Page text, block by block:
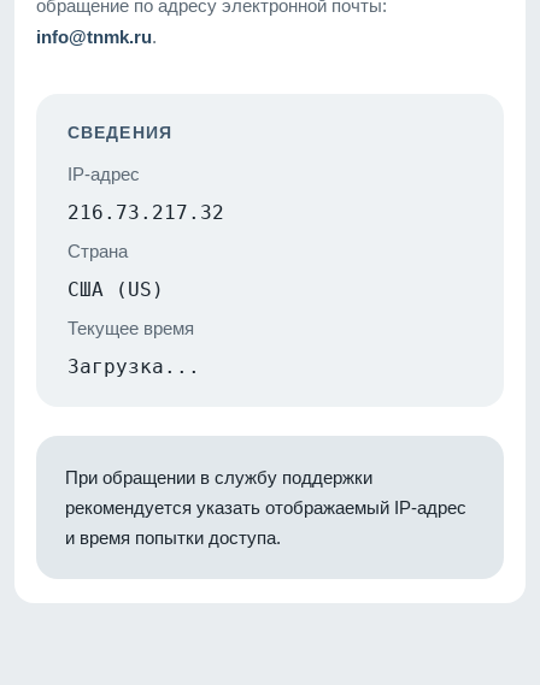
обращение по адресу электронной почты:
info@tnmk.ru.
СВЕДЕНИЯ
IP-адрес
216.73.217.32
Страна
США (US)
Текущее время
Загрузка...
При обращении в службу поддержки
рекомендуется указать отображаемый IP-адрес
и время попытки доступа.